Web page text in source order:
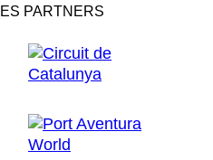
PARTNERS